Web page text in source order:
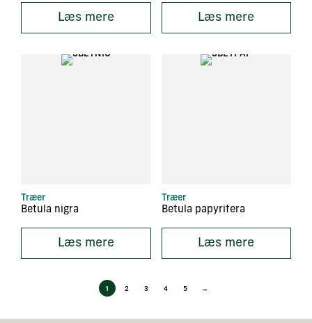
Læs mere Læs mere
Træer
Betula nigra
Læs mere
Træer
Betula papyrifera
Læs mere
1 2 3 4 5 →